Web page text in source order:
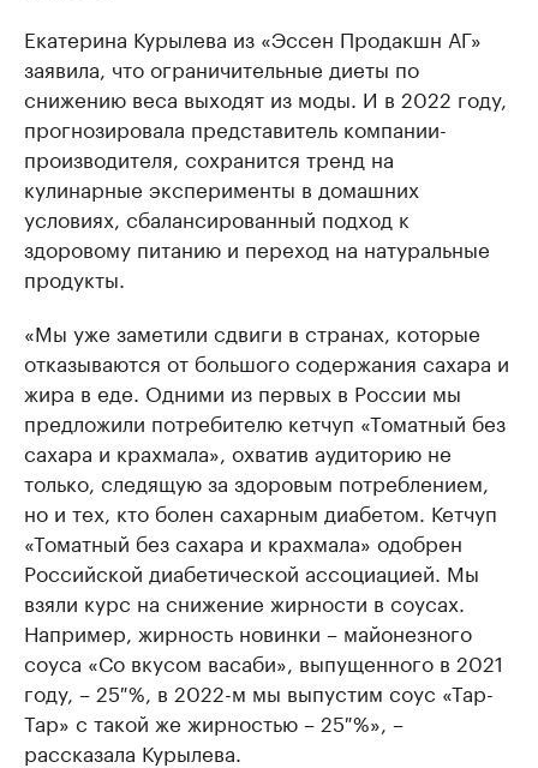
Екатерина Курылева из «Эссен Продакшн АГ»
заявила, что ограничительные диеты по
снижению веса выходят из моды. И в 2022 году,
прогнозировала представитель компании-
производителя, сохранится тренд на
кулинарные эксперименты в домашних
условиях, сбалансированный подход к
здоровому питанию и переход на натуральные
продукты.
«Мы уже заметили сдвиги в странах, которые
отказываются от большого содержания сахара и
жира в еде. Одними из первых в России мы
предложили потребителю кетчуп «Томатный без
сахара и крахмала», охватив аудиторию не
только, следящую за здоровым потреблением,
но и тех, кто болен сахарным диабетом. Кетчуп
«Томатный без сахара и крахмала» одобрен
Российской диабетической ассоциацией. Мы
взяли курс на снижение жирности в соусах.
Например, жирность новинки – майонезного
соуса «Со вкусом васаби», выпущенного в 2021
году, – 25 %, в 2022-м мы выпустим соус «Тар-
Тар» с такой же жирностью – 25 %», –
рассказала Курылева.